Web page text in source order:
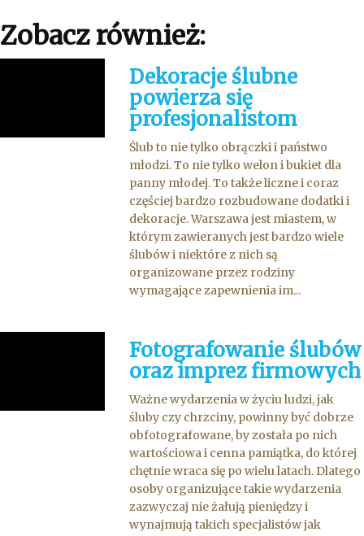
Zobacz również:
Dekoracje ślubne
powierza się
profesjonalistom
Ślub to nie tylko obrączki i państwo
młodzi. To nie tylko welon i bukiet dla
panny młodej. To także liczne i coraz
częściej bardzo rozbudowane dodatki i
dekoracje. Warszawa jest miastem, w
którym zawieranych jest bardzo wiele
ślubów i niektóre z nich są
organizowane przez rodziny
wymagające zapewnienia im...
Fotografowanie ślubów
oraz imprez firmowych
Ważne wydarzenia w życiu ludzi, jak
śluby czy chrzciny, powinny być dobrze
obfotografowane, by została po nich
wartościowa i cenna pamiątka, do której
chętnie wraca się po wielu latach. Dlatego
osoby organizujące takie wydarzenia
zazwyczaj nie żałują pieniędzy i
wynajmują takich specjalistów jak